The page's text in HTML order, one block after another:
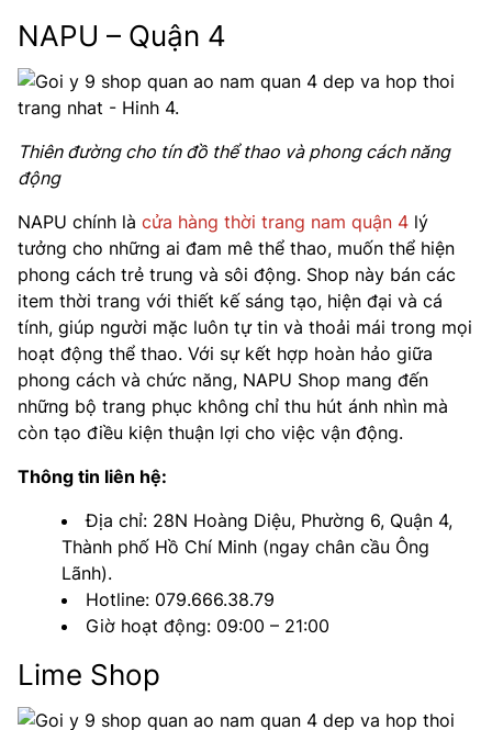
NAPU – Quận 4
Thiên đường cho tín đồ thể thao và phong cách năng
động
NAPU chính là cửa hàng thời trang nam quận 4 lý
tưởng cho những ai đam mê thể thao, muốn thể hiện
phong cách trẻ trung và sôi động. Shop này bán các
item thời trang với thiết kế sáng tạo, hiện đại và cá
tính, giúp người mặc luôn tự tin và thoải mái trong mọi
hoạt động thể thao. Với sự kết hợp hoàn hảo giữa
phong cách và chức năng, NAPU Shop mang đến
những bộ trang phục không chỉ thu hút ánh nhìn mà
còn tạo điều kiện thuận lợi cho việc vận động.
Thông tin liên hệ:
Địa chỉ: 28N Hoàng Diệu, Phường 6, Quận 4,
Thành phố Hồ Chí Minh (ngay chân cầu Ông
Lãnh).
Hotline: 079.666.38.79
Giờ hoạt động: 09:00 – 21:00
Lime Shop